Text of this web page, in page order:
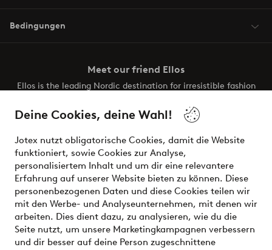
Deine Cookies, deine Wahl!
Jotex nutzt obligatorische Cookies, damit die Website
funktioniert, sowie Cookies zur Analyse,
personalisiertem Inhalt und um dir eine relevantere
Erfahrung auf unserer Website bieten zu können. Diese
personenbezogenen Daten und diese Cookies teilen wir
mit den Werbe- und Analyseunternehmen, mit denen wir
arbeiten. Dies dient dazu, zu analysieren, wie du die
Seite nutzt, um unsere Marketingkampagnen verbessern
und dir besser auf deine Person zugeschnittene
Bedingungen
Meet our friend Ellos
Ellos is the leading Nordic destination for irresistible fashion
the latest trends, curated to make finding your next look
effortless. It’s all here.
Visit Ellos
Sichere Zahlungen - Jetzt bezahlen oder aufteilen
Möchtest du mehr über unsere
Zahlungsmöglichkeitenerfahren?